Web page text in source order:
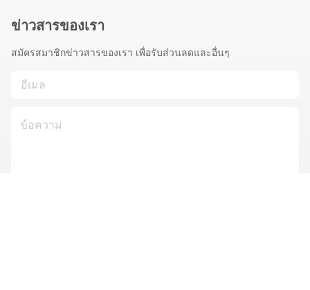
ข่าวสารของเรา
สมัครสมาชิกข่าวสารของเรา เพื่อรับส่วนลดและอื่นๆ